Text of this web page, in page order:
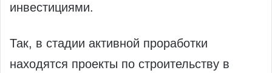
инвестициями.
Так, в стадии активной проработки
находятся проекты по строительству в